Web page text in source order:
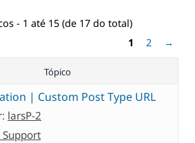
- 1 até 15 (de 17 do total)
1
2 →
Tópico
| Custom Post Type URL
larsP-2
Support